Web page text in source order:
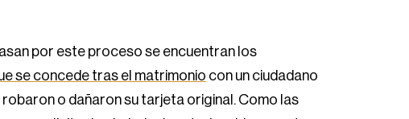
por este proceso se encuentran los
se concede tras el matrimonio con un ciudadano
o dañaron su tarjeta original. Como las